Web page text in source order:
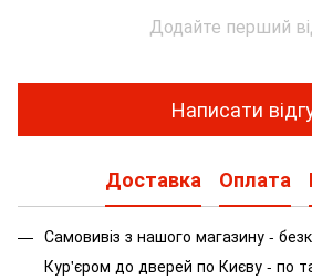
Додайте перший
Написати
Доставка Оплата
Самовивіз з нашого магазину -
Кур'єром до дверей по Києву - по